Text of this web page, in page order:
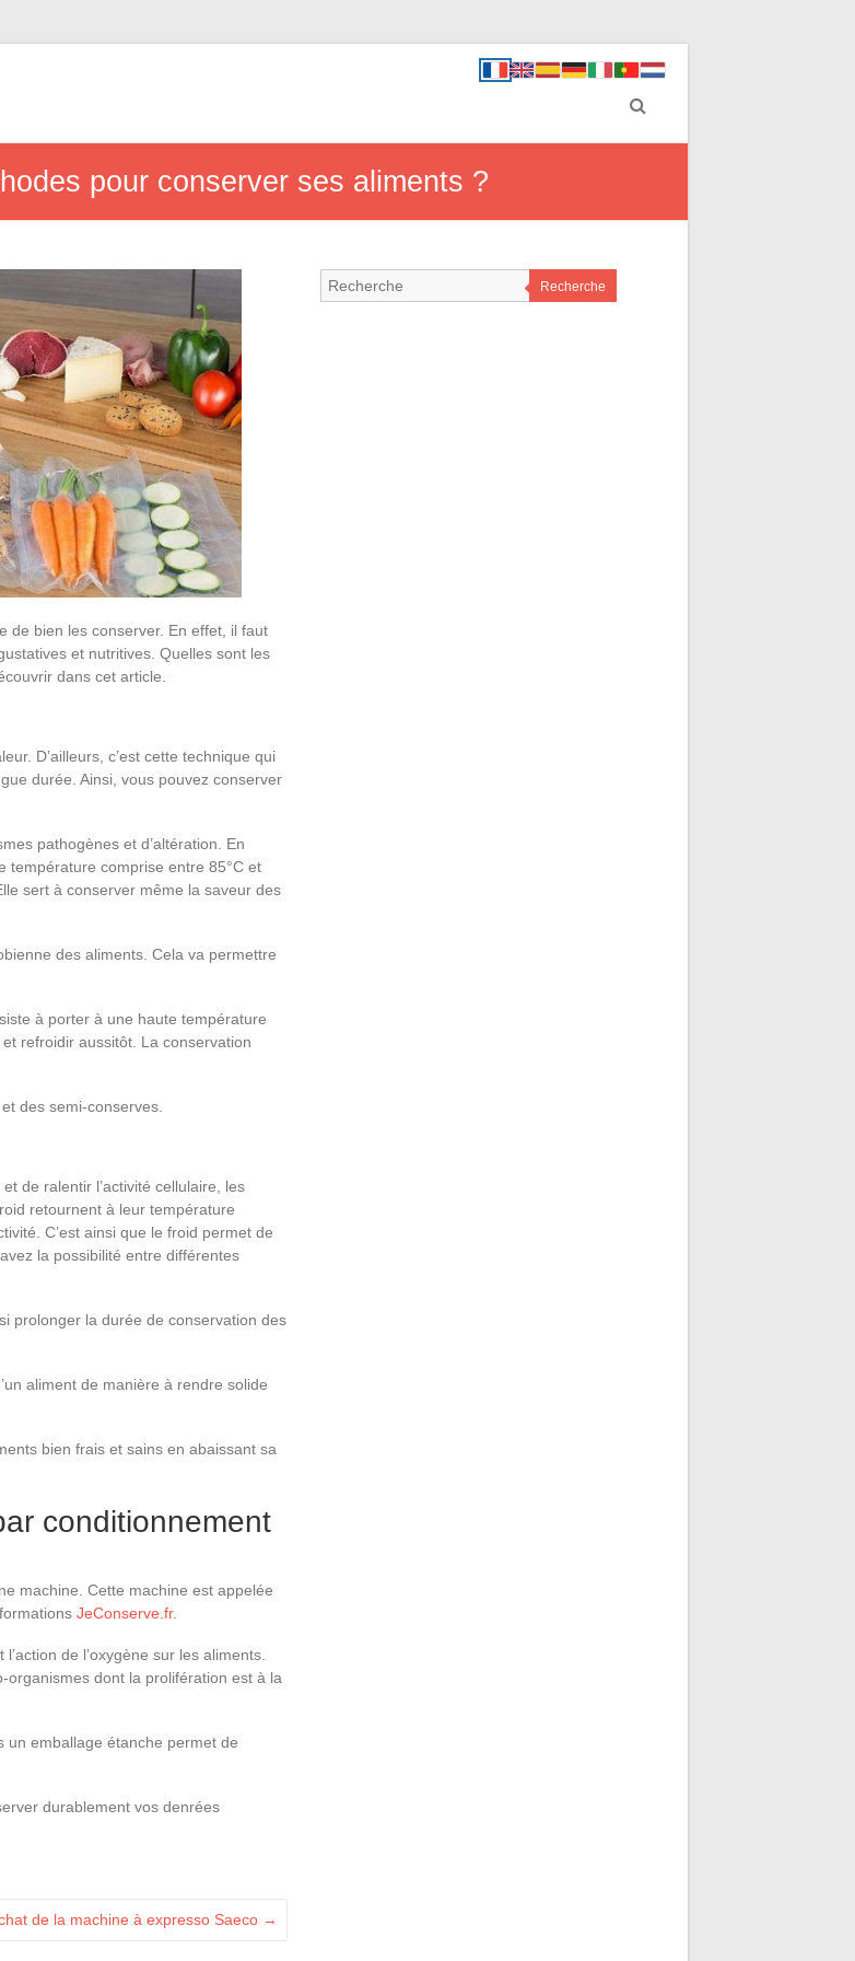
pour conserver ses aliments ?
de bien les conserver. En effet, il faut
et nutritives. Quelles sont les
dans cet article.
D’ailleurs, c’est cette technique qui
durée. Ainsi, vous pouvez conserver
pathogènes et d’altération. En
température comprise entre 85°C et
sert à conserver même la saveur des
des aliments. Cela va permettre
à porter à une haute température
refroidir aussitôt. La conservation
des semi-conserves.
de ralentir l’activité cellulaire, les
retournent à leur température
C’est ainsi que le froid permet de
la possibilité entre différentes
prolonger la durée de conservation des
aliment de manière à rendre solide
bien frais et sains en abaissant sa
conditionnement
machine. Cette machine est appelée
JeConserve.fr.
de l’oxygène sur les aliments.
dont la prolifération est à la
un emballage étanche permet de
durablement vos denrées
de la machine à expresso Saeco →
Recherche